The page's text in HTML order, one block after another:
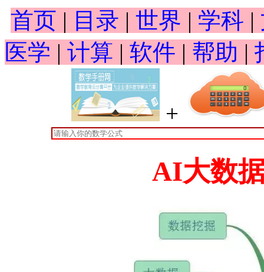
首页 | 目录 | 世界 | 学科 |
医学 | 计算 | 软件 | 帮助 |
+
AI大数